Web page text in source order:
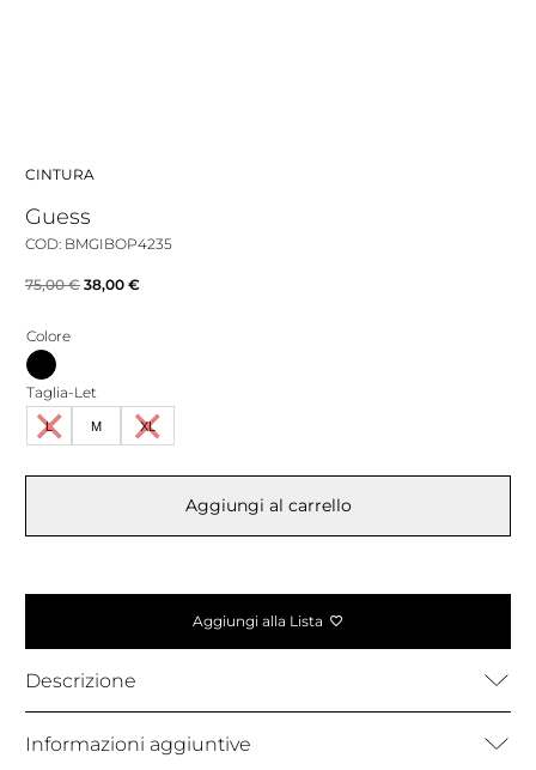
CINTURA
Guess
COD: BMGIBOP4235
75,00€ Il
era:
75,00 €.
38,00 €Il
38,00 €.
Colore
Taglia-Let
L M XL
Aggiungi al carrello
Aggiungi alla Lista
Descrizione
Informazioni aggiuntive